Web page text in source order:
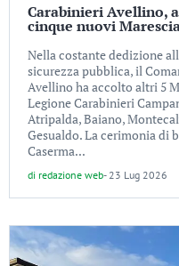
Carabinieri Avellino,
cinque nuovi
Nella costante dedizione
sicurezza pubblica, il
Avellino ha accolto altri 5
Legione Carabinieri
Atripalda, Baiano,
Gesualdo. La cerimonia di
Caserma...
di redazione web- 23 Lug 2026